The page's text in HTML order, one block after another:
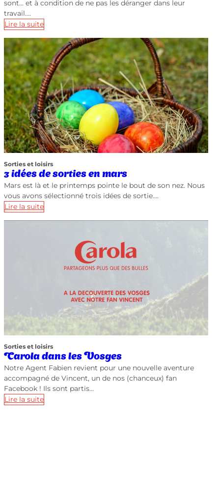
sont… et à condition de ne pas les déranger dans leur
travail….
Lire la suite
Sorties et loisirs
3 idées de sorties en mars
Mars est là et le printemps pointe le bout de son nez. Nous
vous avons sélectionné trois idées de sortie….
Lire la suite
Sorties et loisirs
Carola dans les Vosges
Notre Agent Fabien revient pour une nouvelle aventure
accompagné de Vincent, un de nos (chanceux) fan
Facebook ! Ils sont partis…
Lire la suite